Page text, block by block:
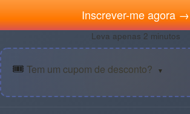
Inscrever-me agora →
Leva apenas 2 minutos
🎟️ Tem um cupom de desconto? ▼